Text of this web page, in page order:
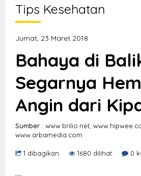
Tips Kesehatan
Jumat, 23 Maret 2018
Bahaya di
Segarnya
Angin dari
Sumber : www.brilio.net,
www.arbamedia.com
1 dibagikan 1680 dilihat 0